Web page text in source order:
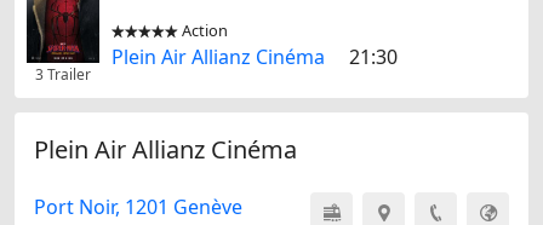
3 Trailer

 Action
Plein Air Allianz Cinéma 21:30
Plein Air Allianz Cinéma
Port Noir, 1201 Genève